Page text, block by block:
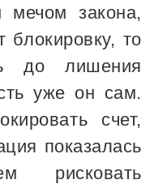
закона,
блокировку, то
до лишения
уже он сам.
счет,
показалась
рисковать